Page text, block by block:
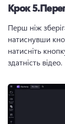
Крок
Перш ніж
натиснувши
натисніть
здатність відео.